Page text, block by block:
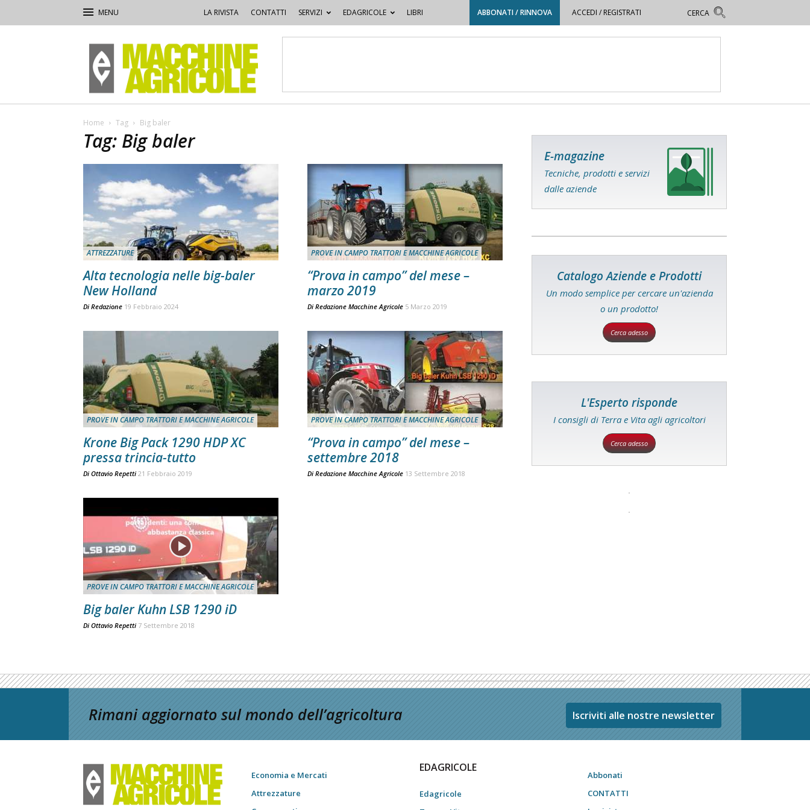
LA RIVISTA CONTATTI SERVIZI EDAGRICOLE LIBRI ABBONATI / RINNOVA ACCEDI / REGISTRATI
Macchine
Agricole
Home Tag Big baler
Tag: Big baler
ATTREZZATURE
Alta tecnologia nelle big-baler
New Holland
Di Redazione 19 Febbraio 2024
PROVE IN CAMPO TRATTORI E MACCHINE AGRICOLE
“Prova in campo” del mese –
marzo 2019
Di Redazione Macchine Agricole 5 Marzo 2019
PROVE IN CAMPO TRATTORI E MACCHINE AGRICOLE
Krone Big Pack 1290 HDP XC
pressa trincia-tutto
Di Ottavio Repetti 21 Febbraio 2019
PROVE IN CAMPO TRATTORI E MACCHINE AGRICOLE
“Prova in campo” del mese –
settembre 2018
Di Redazione Macchine Agricole 13 Settembre 2018
PROVE IN CAMPO TRATTORI E MACCHINE AGRICOLE
Big baler Kuhn LSB 1290 iD
Di Ottavio Repetti 7 Settembre 2018
E-magazine
Tecniche, prodotti e servizi
dalle aziende
Catalogo Aziende e Prodotti
Un modo semplice per cercare un'azienda
o un prodotto!
Cerca adesso
L'Esperto risponde
I consigli di Terra e Vita agli agricoltori
Cerca adesso
Rimani aggiornato sul mondo dell’agricoltura Iscriviti alle nostre newsletter
Economia e Mercati
Attrezzature
EDAGRICOLE
Edagricole
Abbonati
CONTATTI